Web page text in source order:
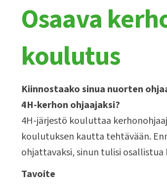
Osaava
koulutus
Kiinnostaako sinua nuorten
4H-kerhon ohjaajaksi?
4H-järjestö kouluttaa
koulutuksen kautta tehtävään.
ohjattavaksi, sinun tulisi
Tavoite